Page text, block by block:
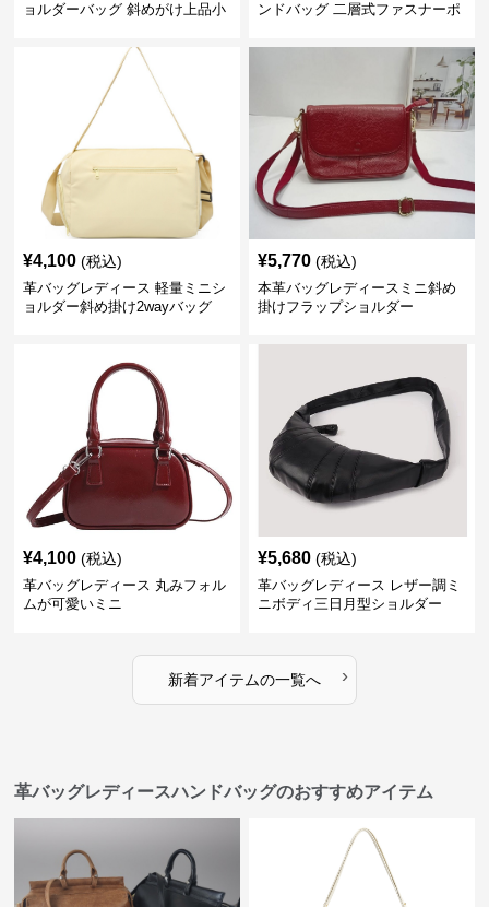
ョルダーバッグ 斜めがけ上品小
ンドバッグ 二層式ファスナーポ
¥4,100 (税込)
革バッグレディース 軽量ミニシ
ョルダー斜め掛け2wayバッグ
¥5,770 (税込)
本革バッグレディースミニ斜め
掛けフラップショルダー
¥4,100 (税込)
革バッグレディース 丸みフォル
ムが可愛いミニ
¥5,680 (税込)
革バッグレディース レザー調ミ
ニボディ三日月型ショルダー
新着アイテムの一覧へ ›
革バッグレディースハンドバッグのおすすめアイテム